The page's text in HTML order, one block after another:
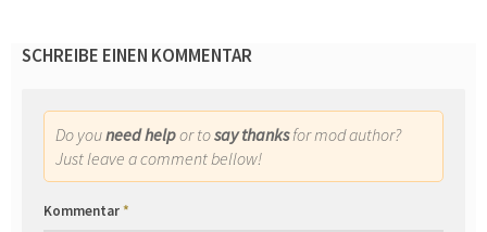
SCHREIBE EINEN KOMMENTAR
Do youneed helpor tosay thanksfor mod author?
Just leave a comment bellow!
Kommentar*